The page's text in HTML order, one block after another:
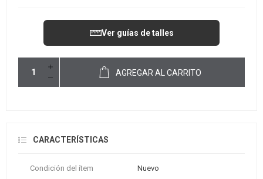
Ver guías de talles
AGREGAR AL CARRITO
CARACTERÍSTICAS
Condición del ítem Nuevo